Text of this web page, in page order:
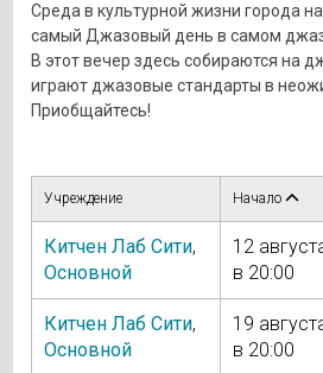
Среда в культурной жизни города
самый Джазовый день в самом
В этот вечер здесь собираются на
играют джазовые стандарты в
Приобщайтесь!
Учреждение Начало
Китчен Лаб Сити,
Основной
12
в 20:00
Китчен Лаб Сити,
Основной
19
в 20:00